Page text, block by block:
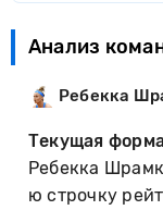
Анализ
Ребекка
Текущая
Ребекка
ю строчку